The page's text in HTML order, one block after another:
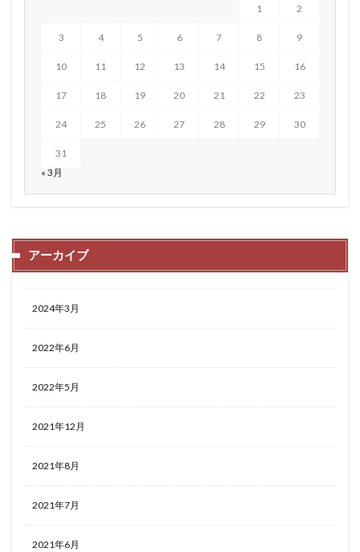
1 2
3 4 5 6 7 8 9
10 11 12 13 14 15 16
17 18 19 20 21 22 23
24 25 26 27 28 29 30
31
« 3月
アーカイブ
2024年3月
2022年6月
2022年5月
2021年12月
2021年8月
2021年7月
2021年6月